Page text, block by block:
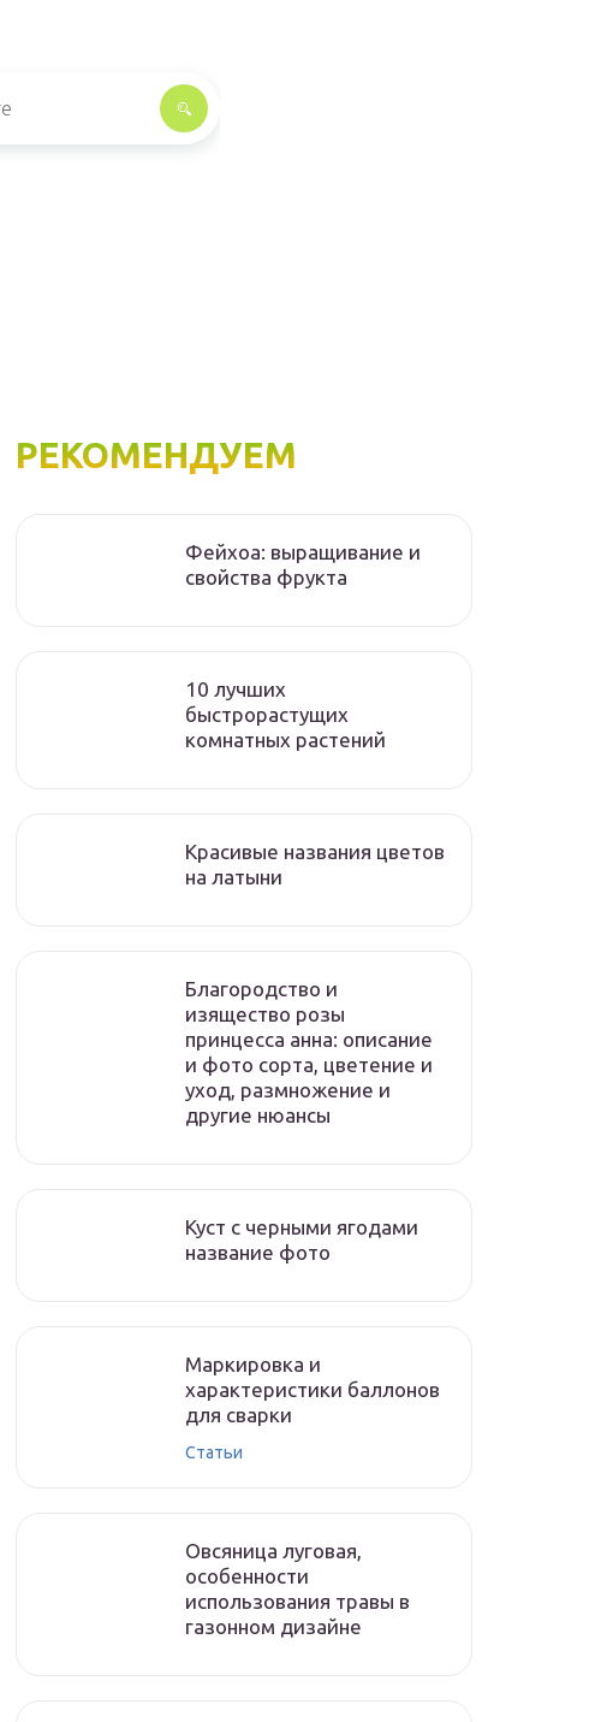
РЕКОМЕНДУЕМ
Фейхоа: выращивание и
свойства фрукта
10 лучших
быстрорастущих
комнатных растений
Красивые названия цветов
на латыни
Благородство и
изящество розы
принцесса анна: описание
и фото сорта, цветение и
уход, размножение и
другие нюансы
Куст с черными ягодами
название фото
Маркировка и
характеристики баллонов
для сварки
Статьи
Овсяница луговая,
особенности
использования травы в
газонном дизайне